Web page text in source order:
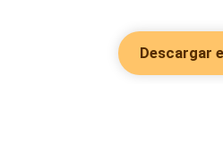
Descargar